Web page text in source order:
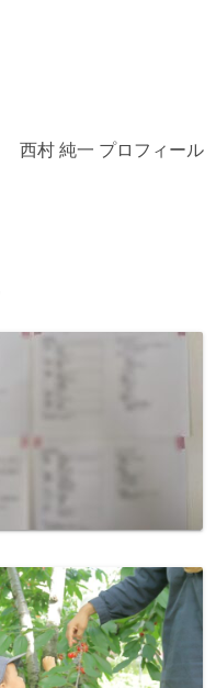
西村 純一 プロフィール